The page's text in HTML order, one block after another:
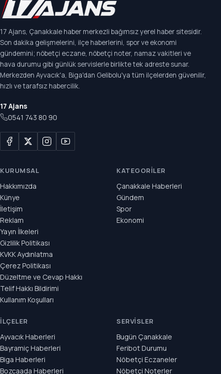
17 Ajans, Çanakkale haber merkezli bağımsız yerel haber sitesidir.
Son dakika gelişmelerini, ilçe haberlerini, spor ve ekonomi
gündemini; nöbetçi eczane, nöbetçi noter, namaz vakitleri ve
hava durumu gibi günlük servislerle birlikte tek adreste sunar.
Merkezden Ayvacık'a, Biga'dan Gelibolu'ya tüm ilçelerden güvenilir,
hızlı ve tarafsız habercilik.
17 Ajans
0541 743 80 90
KURUMSAL
Hakkımızda
Künye
İletişim
Reklam
Yayın İlkeleri
Gizlilik Politikası
KVKK Aydınlatma
Çerez Politikası
Düzeltme ve Cevap Hakkı
Telif Hakkı Bildirimi
Kullanım Koşulları
KATEGORILER
Çanakkale Haberleri
Gündem
Spor
Ekonomi
İLÇELER
Ayvacık Haberleri
Bayramiç Haberleri
Biga Haberleri
Bozcaada Haberleri
SERVISLER
Bugün Çanakkale
Feribot Durumu
Nöbetçi Eczaneler
Nöbetçi Noterler